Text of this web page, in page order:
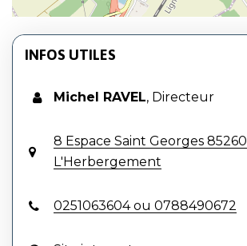
INFOS UTILES
Michel RAVEL, Directeur
8 Espace Saint Georges 85260
L'Herbergement
0251063604 ou 0788490672